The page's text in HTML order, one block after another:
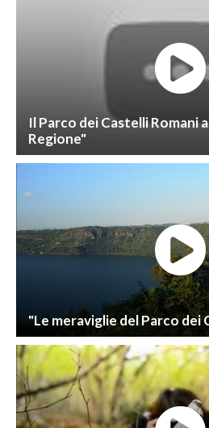
Il Parco dei Castelli Romani
Regione"
"Le meraviglie del Parco dei